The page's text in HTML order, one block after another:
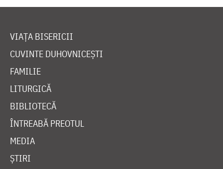
VIAȚA BISERICII
CUVINTE DUHOVNICEȘTI
FAMILIE
LITURGICĂ
BIBLIOTECĂ
ÎNTREABĂ PREOTUL
MEDIA
ȘTIRI